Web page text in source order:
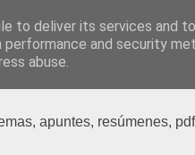
de
apuntes, resúmenes,
to deliver its services and
performance and security
abuse.